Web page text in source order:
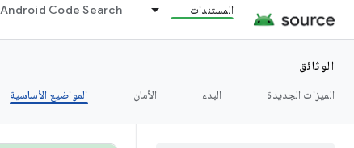
المستندات Android Code Search
الوثائق
الميزات الجديدة
البدء الأمان المواضيع الأساسية